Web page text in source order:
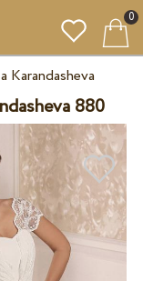
0
Karandasheva
880